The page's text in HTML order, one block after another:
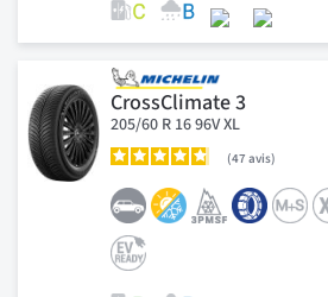
CrossClimate 3
205/60 R 16 96V XL
47 avis